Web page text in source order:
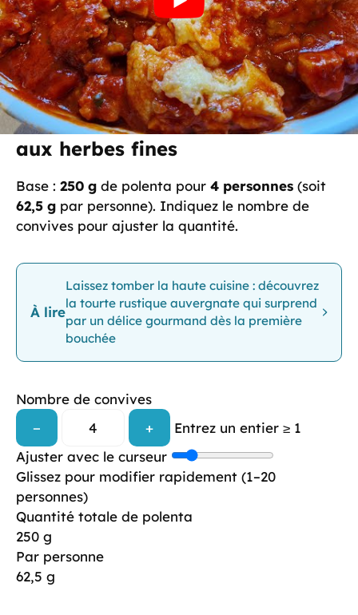
multiples déclinaisons, depuis un service simple
à l’apéritif jusqu’à un plateau plus élaboré,
accompagnées de dips et condiments variés.
Cette méthode garantit la constance du résultat
pour chaque fournée.
Calculateur — Polenta revisitée
aux herbes fines
Base : 250 g de polenta pour 4 personnes (soit
62,5 g par personne). Indiquez le nombre de
convives pour ajuster la quantité.
À lire
Laissez tomber la haute cuisine : découvrez
la tourte rustique auvergnate qui surprend
par un délice gourmand dès la première
bouchée
Nombre de convives
−
+
Entrez un entier ≥ 1
Ajuster avec le curseur
Glissez pour modifier rapidement (1–20
personnes)
Quantité totale de polenta
250 g
Par personne
62,5 g